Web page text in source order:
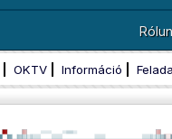
OKTV Információ